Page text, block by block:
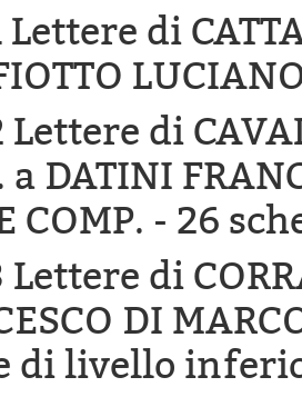
Lettere di
Lettere di
a DATINI
COMP. - 26
Lettere di
DI
di livello